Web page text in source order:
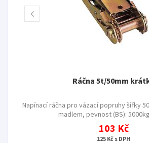
Ráčna 5t/50mm
Napínací ráčna pro vázací popruhy šířky
madlem, pevnost (BS):
103 Kč
125 Kč s DPH